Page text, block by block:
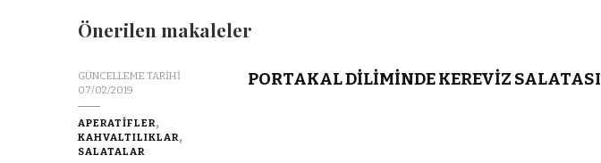
Önerilen makaleler
GÜNCELLEME TARIHI
07/02/2019
APERATİFLER
KAHVALTILIKLAR
SALATALAR
PORTAKAL DİLİMİNDE KEREVİZ SALATASI